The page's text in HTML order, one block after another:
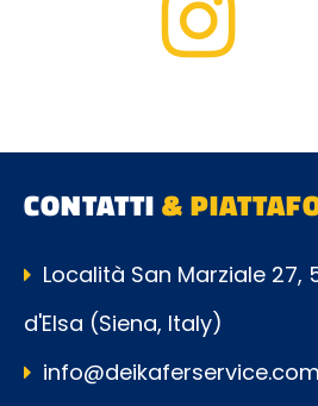
CONTATTI&
Località San Marziale 27,
d'Elsa (Siena, Italy)
info@deikaferservice.com